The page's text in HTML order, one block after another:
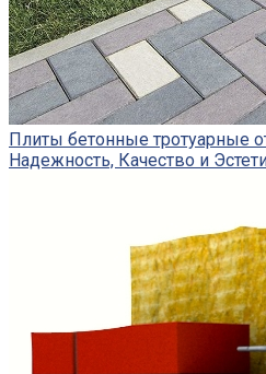
Плиты бетонные тротуарные
Надежность, Качество и